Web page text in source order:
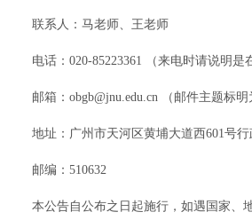
联系人：马老师、王老师
电话：020-85223361 （来电时请说明是
邮箱：obgb@jnu.edu.cn （邮件主题标
地址：广州市天河区黄埔大道西601号行
邮编：510632
本公告自公布之日起施行，如遇国家、